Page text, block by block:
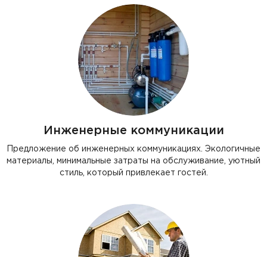
Инженерные коммуникации
Предложение об инженерных коммуникациях. Экологичные
материалы, минимальные затраты на обслуживание, уютный
стиль, который привлекает гостей.